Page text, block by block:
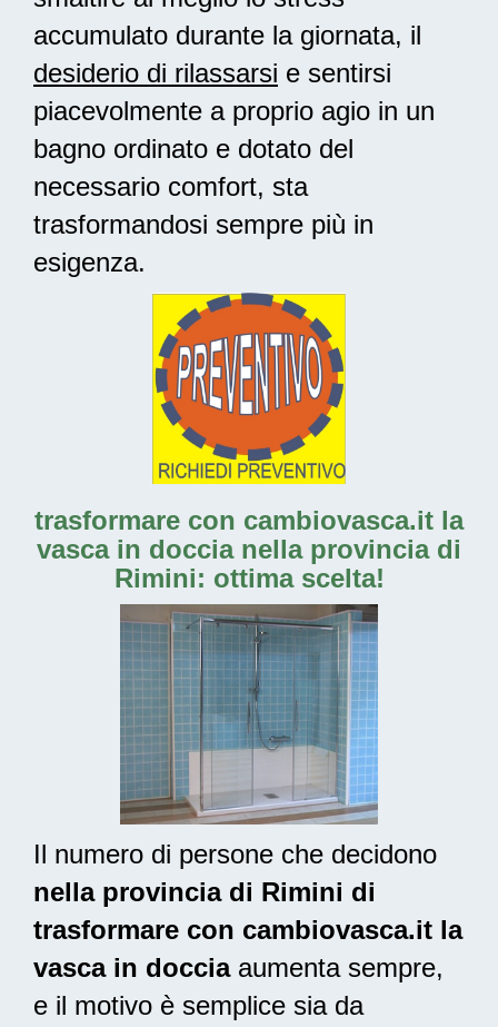
accumulato durante la giornata, il
desiderio di rilassarsi e sentirsi
piacevolmente a proprio agio in un
bagno ordinato e dotato del
necessario comfort, sta
trasformandosi sempre più in
esigenza.
trasformare con cambiovasca.it la
vasca in doccia nella provincia di
Rimini: ottima scelta!
Il numero di persone che decidono
nella provincia di Rimini di
trasformare con cambiovasca.it la
vasca in docciaaumenta sempre,
e il motivo è semplice sia da